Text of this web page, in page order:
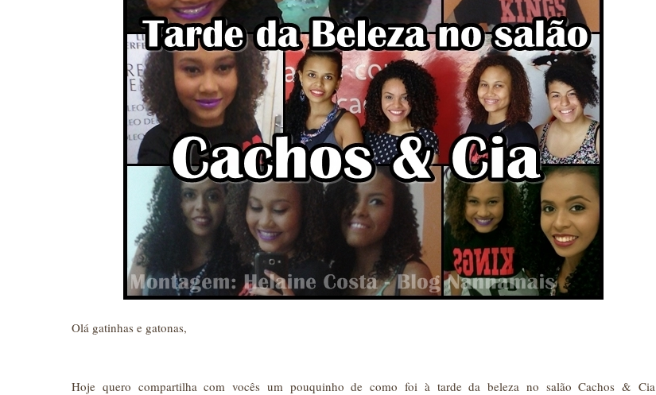
Olá gatinhas e gatonas,
Hoje quero compartilha com vocês um pouquinho de como foi à tarde da beleza no salão Cachos & Cia